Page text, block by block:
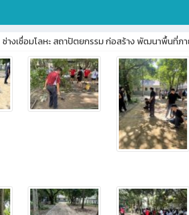
งเชื่อมโลหะ สถาปัตยกรรม ก่อสร้าง พัฒนาพื้นที่ภ